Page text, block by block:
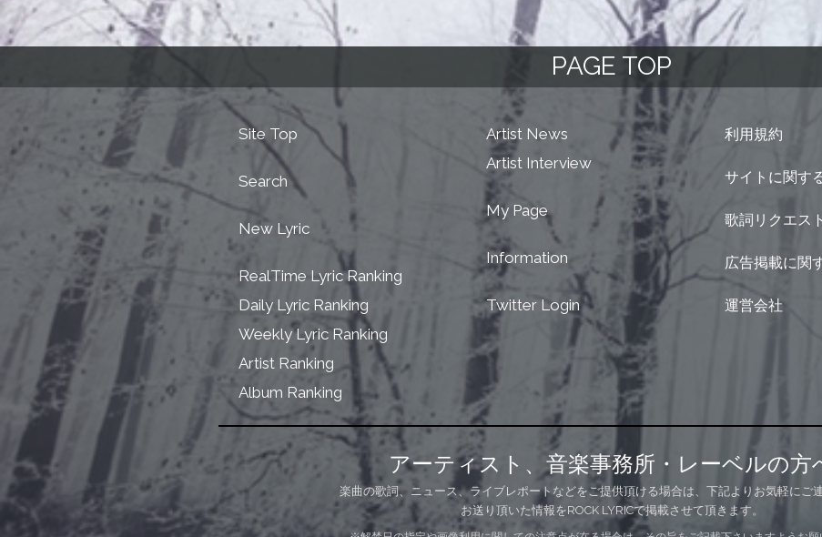
PAGE TOP
Site Top
Search
New Lyric
RealTime Lyric Ranking
Daily Lyric Ranking
Weekly Lyric Ranking
Artist Ranking
Album Ranking
Artist News
Artist Interview
My Page
Information
Twitter Login
利用規約
サイトに関す
歌詞リクエスト
広告掲載に関
運営会社
アーティスト、音楽事務所・レーベルの方
楽曲の歌詞、ニュース、ライブレポートなどをご提供頂ける場合は、下記よりお気軽にご
お送り頂いた情報をROCK LYRICで掲載させて頂きます。